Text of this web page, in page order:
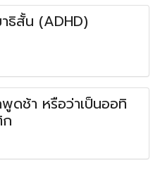
ธิสั้น (ADHD)
ดช้า หรือว่าเป็นออทิ